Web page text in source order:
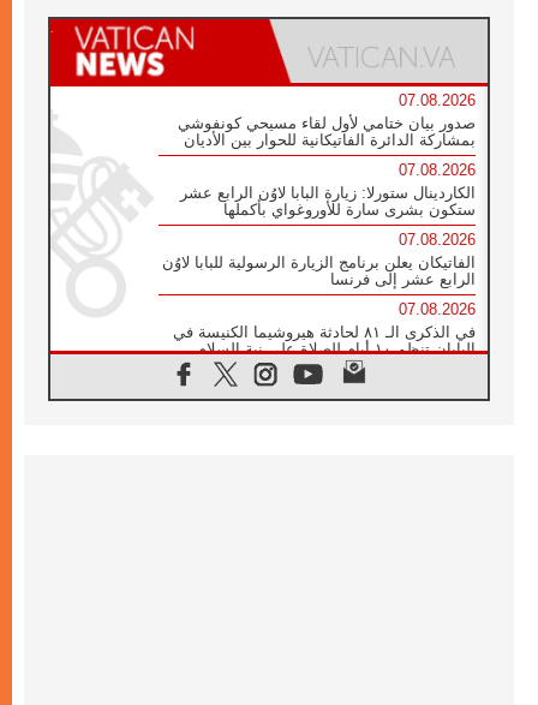
07.08.2026
صدور بيان ختامي لأول لقاء مسيحي كونفوشي
بمشاركة الدائرة الفاتيكانية للحوار بين الأديان
07.08.2026
الكاردينال ستورلا: زيارة البابا لاوُن الرابع عشر
ستكون بشرى سارة للأوروغواي بأكملها
07.08.2026
الفاتيكان يعلن برنامج الزيارة الرسولية للبابا لاوُن
الرابع عشر إلى فرنسا
07.08.2026
في الذكرى الـ ٨١ لحادثة هيروشيما الكنيسة في
اليابان تنظم ١٠ أيام للصلاة على نية السلام
الكنيسة في الأوروغواي: زيارة البابا ستعزز